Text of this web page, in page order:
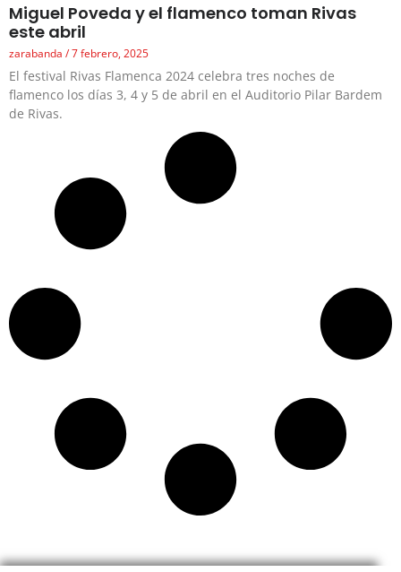
Miguel Poveda y el flamenco toman Rivas
este abril
zarabanda 7 febrero, 2025
El festival Rivas Flamenca 2024 celebra tres noches de
flamenco los días 3, 4 y 5 de abril en el Auditorio Pilar Bardem
de Rivas.